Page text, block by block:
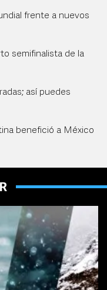
frente a nuevos
semifinalista de la
así puedes
benefició a México